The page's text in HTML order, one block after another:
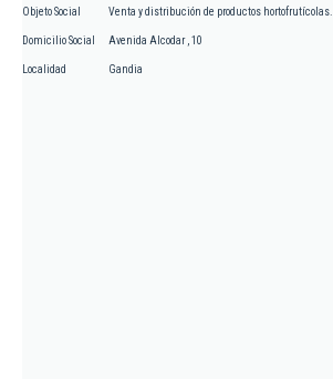
Objeto Social Venta y distribución de productos hortofrutícolas.
Domicilio Social Avenida Alcodar , 10
Localidad Gandia